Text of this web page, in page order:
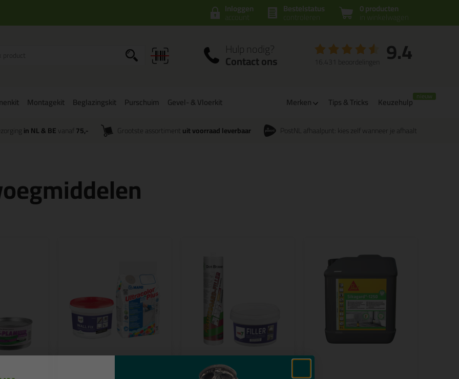
0 producten
in winkelwagen
Bestelstatus
controleren
Inloggen
account
Hulp nodig?
Contact ons 9.4
16.431 beoordelingen
Montagekit Beglazingskit Purschuim Gevel- & Vloerkit Merken Tips & Tricks Keuzehulp
in NL & BEvanaf 75,- Grootste assortiment uit voorraad leverbaar PostNL afhaalpunt: kies zelf wanneer je afhaalt